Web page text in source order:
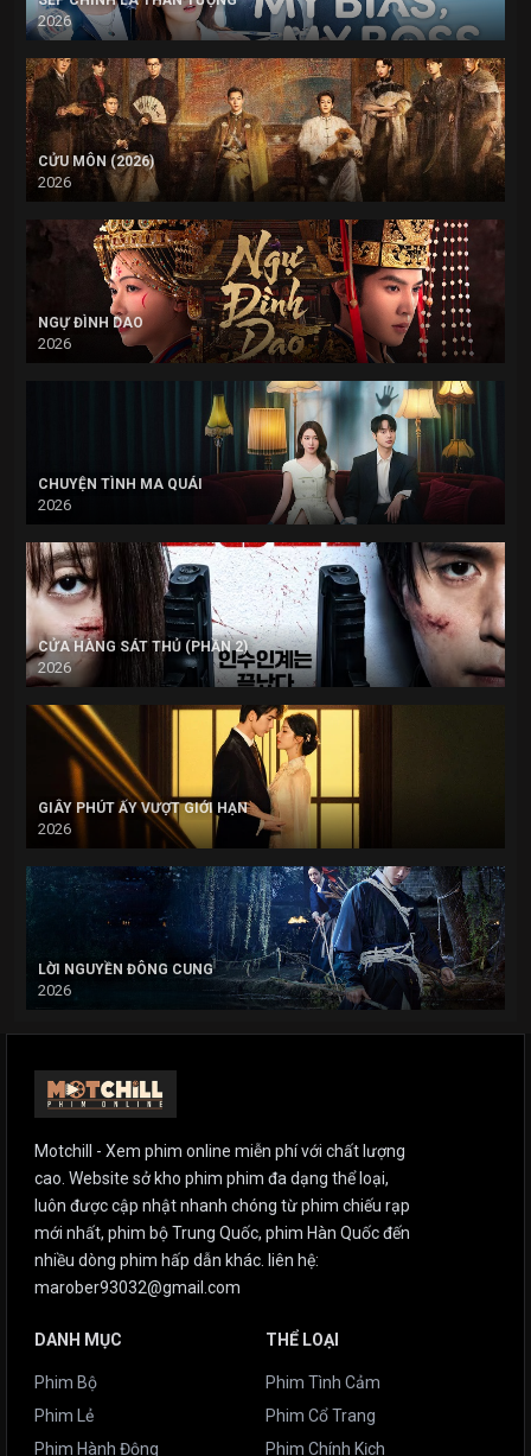
2026
CỬU MÔN (2026)
2026
NGỰ ĐÌNH DAO
2026
CHUYỆN TÌNH MA QUÁI
2026
CỬA HÀNG SÁT THỦ (PHẦN 2)
2026
GIÂY PHÚT ẤY VƯỢT GIỚI HẠN
2026
LỜI NGUYỀN ĐÔNG CUNG
2026
Motchill - Xem phim online miễn phí với chất lượng
cao. Website sở kho phim phim đa dạng thể loại,
luôn được cập nhật nhanh chóng từ phim chiếu rạp
mới nhất, phim bộ Trung Quốc, phim Hàn Quốc đến
nhiều dòng phim hấp dẫn khác. liên hệ:
marober93032@gmail.com
DANH MỤC
Phim Bộ
Phim Lẻ
Phim Hành Động
THỂ LOẠI
Phim Tình Cảm
Phim Cổ Trang
Phim Chính Kịch